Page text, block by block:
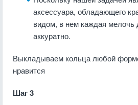
аксессуара, обладающего
видом, в нем каждая мелочь
аккуратно.
Выкладываем кольца любой
нравится
Шаг 3